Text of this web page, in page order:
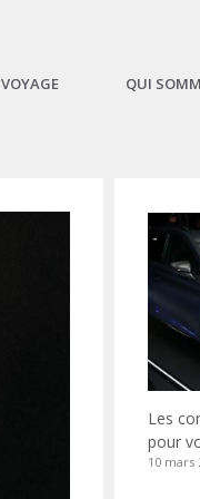
VOYAGE QUI
Les
pour
10 mars